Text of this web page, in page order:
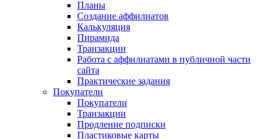
Планы
Создание аффилиатов
Калькуляция
Пирамида
Транзакции
Работа с аффилиатами в публичной части
сайта
Практические задания
Покупатели
Покупатели
Транзакции
Продление подписки
Пластиковые карты